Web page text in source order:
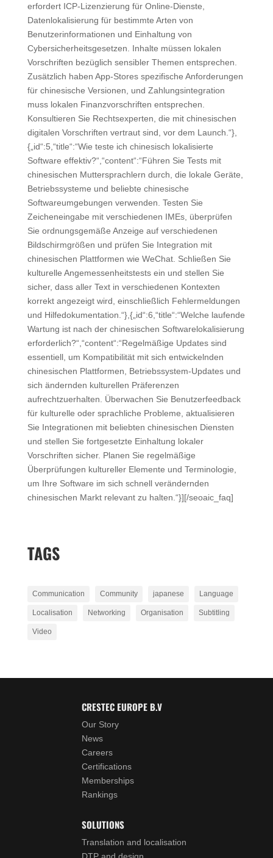
erfordert ICP-Lizenzierung für Online-Dienste,
Datenlokalisierung für bestimmte Arten von
Benutzerinformationen und Einhaltung von
Cybersicherheitsgesetzen. Inhalte müssen lokalen
Vorschriften bezüglich sensibler Themen entsprechen.
Zusätzlich haben App-Stores spezifische Anforderungen
für chinesische Versionen, und Zahlungsintegration
muss lokalen Finanzvorschriften entsprechen.
Konsultieren Sie Rechtsexperten, die mit chinesischen
digitalen Vorschriften vertraut sind, vor dem Launch.“},
{„id“:5,“title“:“Wie teste ich chinesisch lokalisierte
Software effektiv?“,“content“:“Führen Sie Tests mit
chinesischen Muttersprachlern durch, die lokale Geräte,
Betriebssysteme und beliebte chinesische
Softwareumgebungen verwenden. Testen Sie
Zeicheneingabe mit verschiedenen IMEs, überprüfen
Sie ordnungsgemäße Anzeige auf verschiedenen
Bildschirmgrößen und prüfen Sie Integration mit
chinesischen Plattformen wie WeChat. Schließen Sie
kulturelle Angemessenheitstests ein und stellen Sie
sicher, dass aller Text in verschiedenen Kontexten
korrekt angezeigt wird, einschließlich Fehlermeldungen
und Hilfedokumentation.“},{„id“:6,“title“:“Welche laufende
Wartung ist nach der chinesischen Softwarelokalisierung
erforderlich?“,“content“:“Regelmäßige Updates sind
essentiell, um Kompatibilität mit sich entwickelnden
chinesischen Plattformen, Betriebssystem-Updates und
sich ändernden kulturellen Präferenzen
aufrechtzuerhalten. Überwachen Sie Benutzerfeedback
für kulturelle oder sprachliche Probleme, aktualisieren
Sie Integrationen mit beliebten chinesischen Diensten
und stellen Sie fortgesetzte Einhaltung lokaler
Vorschriften sicher. Planen Sie regelmäßige
Überprüfungen kultureller Elemente und Terminologie,
um Ihre Software im sich schnell verändernden
chinesischen Markt relevant zu halten.“}][/seoaic_faq]
TAGS
Communication Community japanese Language
Localisation Networking Organisation Subtitling
Video
CRESTEC EUROPE B.V
Our Story
News
Careers
Certifications
Memberships
Rankings
SOLUTIONS
Translation and localisation
DTP and design